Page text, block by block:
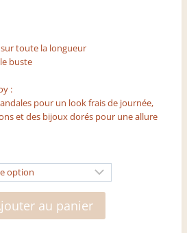
toute la longueur
buste
:
pour un look frais de journée,
et des bijoux dorés pour une allure
au panier